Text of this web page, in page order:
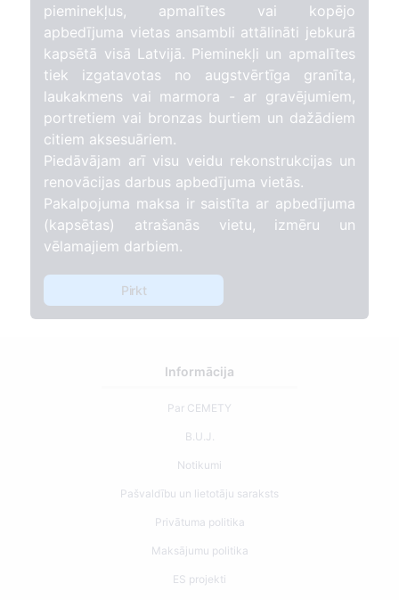
pieminekļus, apmalītes vai kopējo
apbedījuma vietas ansambli attālināti jebkurā
kapsētā visā Latvijā. Pieminekļi un apmalītes
tiek izgatavotas no augstvērtīga granīta,
laukakmens vai marmora - ar gravējumiem,
portretiem vai bronzas burtiem un dažādiem
citiem aksesuāriem.
Piedāvājam arī visu veidu rekonstrukcijas un
renovācijas darbus apbedījuma vietās.
Pakalpojuma maksa ir saistīta ar apbedījuma
(kapsētas) atrašanās vietu, izmēru un
vēlamajiem darbiem.
Pirkt
Informācija
Par CEMETY
B.U.J.
Notikumi
Pašvaldību un lietotāju saraksts
Privātuma politika
Maksājumu politika
ES projekti